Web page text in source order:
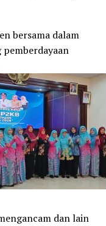
bersama dalam
dan lain